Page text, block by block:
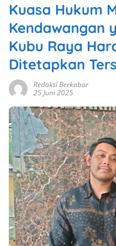
Kuasa Hukum
Kendawangan
Kubu Raya
Ditetapkan
Redaksi Berkabar
25 Juni 2025